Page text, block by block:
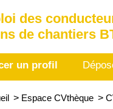
des
de chantiers
un profil
> Espace CVthèque >